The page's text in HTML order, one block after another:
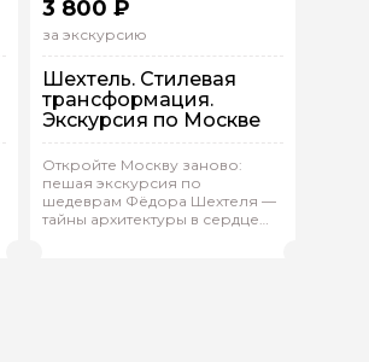
3 800 ₽
за экскурсию
Шехтель. Стилевая
трансформация.
Экскурсия по Москве
Откройте Москву заново:
пешая экскурсия по
шедеврам Фёдора Шехтеля —
тайны архитектуры в сердце
Иван.Ч 68 0)
Индивидуальная
Пешком